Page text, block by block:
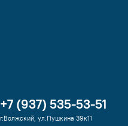
+7 (937) 535-53-51
г.Волжский, ул.Пушкина 39к11